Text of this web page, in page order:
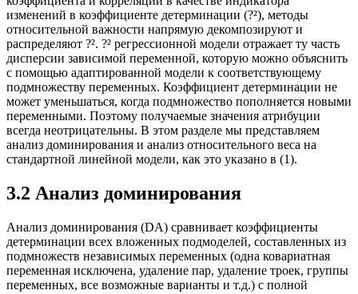
изменений в коэффициенте детерминации (?²), методы
относительной важности напрямую декомпозируют и
распределяют ?². ?² регрессионной модели отражает ту часть
дисперсии зависимой переменной, которую можно объяснить
с помощью адаптированной модели к соответствующему
подмножеству переменных. Коэффициент детерминации не
может уменьшаться, когда подмножество пополняется новыми
переменными. Поэтому получаемые значения атрибуции
всегда неотрицательны. В этом разделе мы представляем
анализ доминирования и анализ относительного веса на
стандартной линейной модели, как это указано в (1).
3.2 Анализ доминирования
Анализ доминирования (DA) сравнивает коэффициенты
детерминации всех вложенных подмоделей, составленных из
подмножеств независимых переменных (одна ковариатная
переменная исключена, удаление пар, удаление троек, группы
переменных, все возможные варианты и т.д.) с полной